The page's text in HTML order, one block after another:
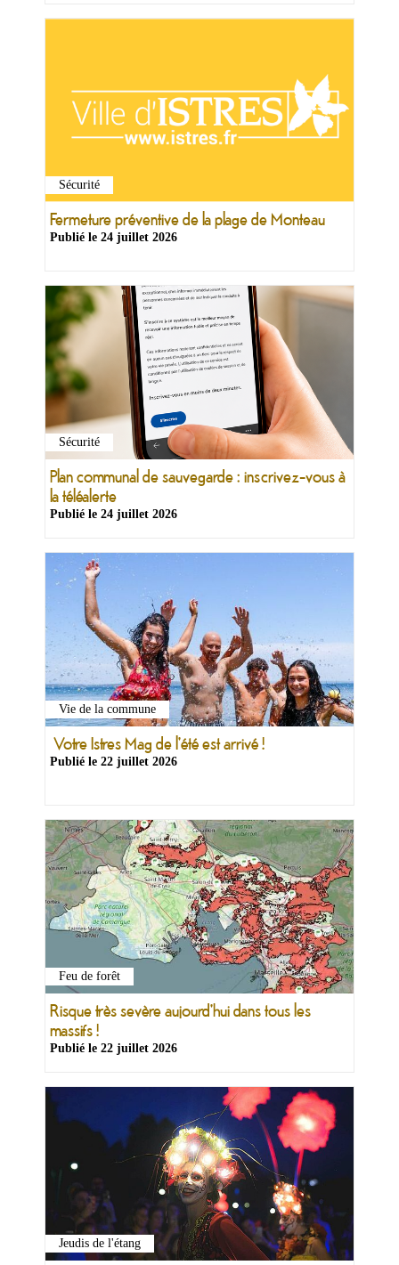
Sécurité
Fermeture préventive de la plage de Monteau
Publié le 24 juillet 2026
Sécurité
Plan communal de sauvegarde : inscrivez-vous à
la téléalerte
Publié le 24 juillet 2026
Vie de la commune
Votre Istres Mag de l'été est arrivé !
Publié le 22 juillet 2026
Feu de forêt
Risque très sevère aujourd'hui dans tous les
massifs !
Publié le 22 juillet 2026
Jeudis de l'étang